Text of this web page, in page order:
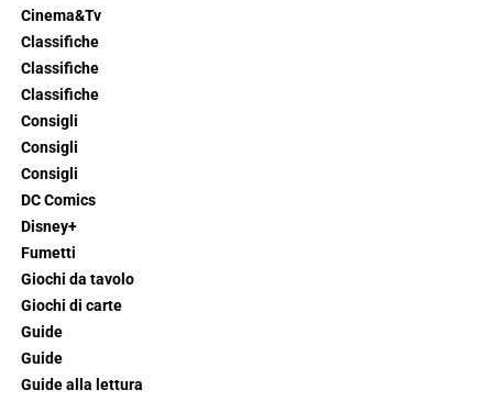
Cinema&Tv
Classifiche
Classifiche
Classifiche
Consigli
Consigli
Consigli
DC Comics
Disney+
Fumetti
Giochi da tavolo
Giochi di carte
Guide
Guide
Guide alla lettura